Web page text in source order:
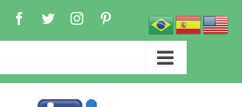
Facebook
TwitterInstagramPinterest